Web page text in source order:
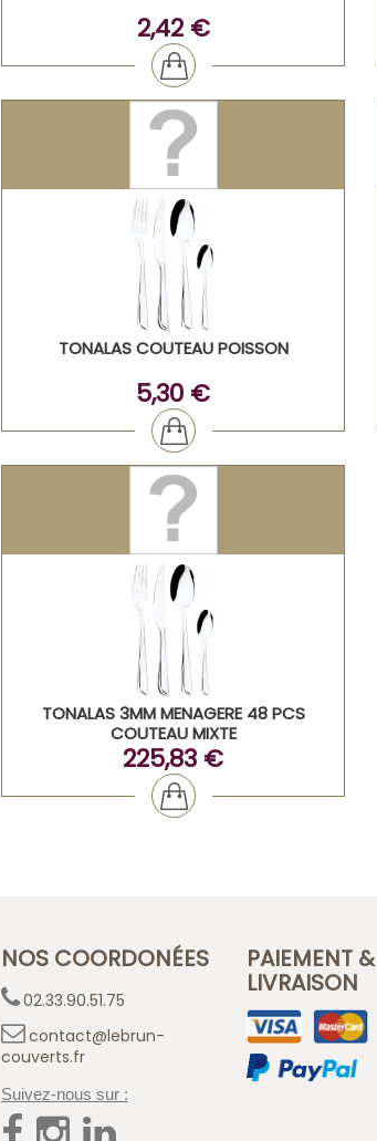
2,42 €
TONALAS COUTEAU POISSON
5,30 €
TONALAS 3MM MENAGERE 48 PCS
COUTEAU MIXTE
225,83 €
NOS COORDONÉES
02.33.90.51.75
contact@lebrun-
couverts.fr
Suivez-nous sur :
PAIEMENT &
LIVRAISON